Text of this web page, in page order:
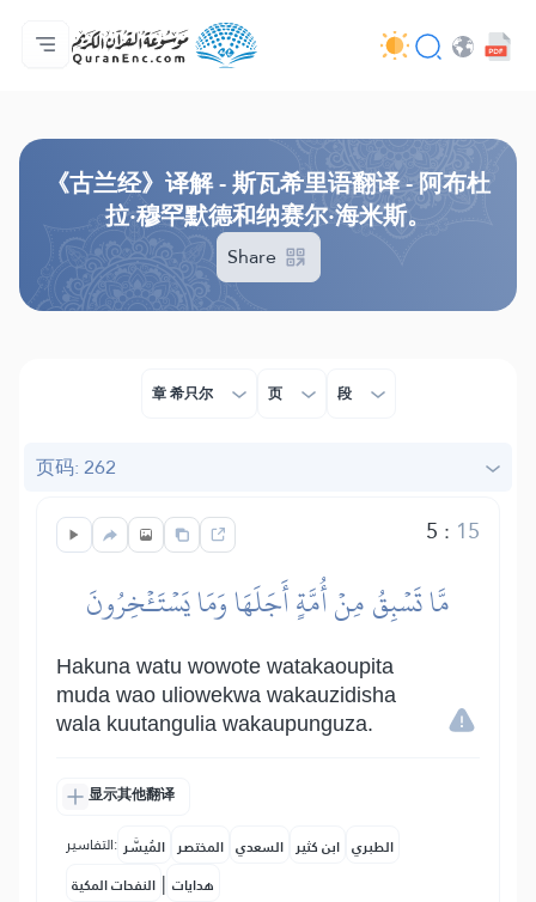
主页
译解目录
Audio
开发者服务 - API
关于此项目
联系我们
语言
《古兰经》译解 - 斯瓦希里语翻译 - 阿布杜
拉·穆罕默德和纳赛尔·海米斯。
Share
章 希只尔 页 段
页码: 262
5 : 15
مَّا تَسۡبِقُ مِنۡ أُمَّةٍ أَجَلَهَا وَمَا يَسۡتَـٔۡخِرُونَ
Hakuna watu wowote watakaoupita
muda wao uliowekwa wakauzidisha
wala kuutangulia wakaupunguza.
显示其他翻译
التفاسير: المُيسَّر المختصر السعدي ابن كثير الطبري
النفحات المكية | هدايات